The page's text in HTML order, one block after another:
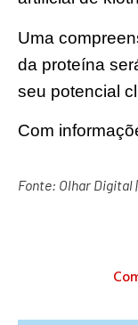
Uma
da proteína
seu potencial
Com
Fonte: Olhar Digital